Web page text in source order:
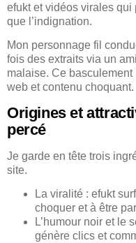
efukt et vidéos virales qui
que l’indignation.
Mon personnage fil
fois des extraits via un
malaise. Ce
web et contenu choquant.
Origines et
percé
Je garde en tête trois
site.
La viralité : efukt
choquer et à être
L’humour noir et le
génère clics et